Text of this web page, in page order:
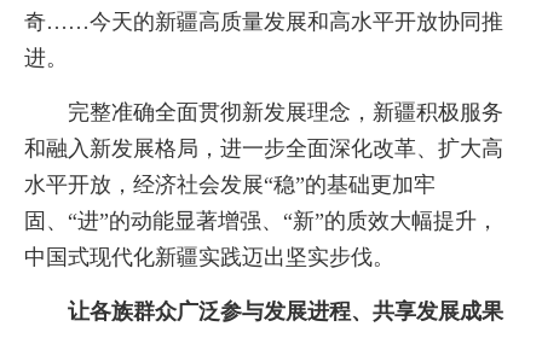
奇……今天的新疆高质量发展和高水平开放协同推
进。
完整准确全面贯彻新发展理念，新疆积极服务
和融入新发展格局，进一步全面深化改革、扩大高
水平开放，经济社会发展“稳”的基础更加牢
固、“进”的动能显著增强、“新”的质效大幅提升，
中国式现代化新疆实践迈出坚实步伐。
让各族群众广泛参与发展进程、共享发展成果